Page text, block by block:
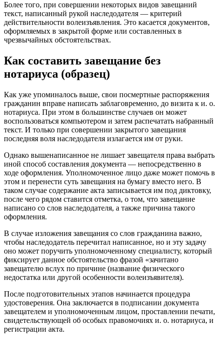
Более того, при совершении некоторых видов завещаний
текст, написанный рукой наследодателя — критерий
действительности волеизъявления. Это касается документов,
оформляемых в закрытой форме или составленных в
чрезвычайных обстоятельствах.
Как составить завещание без
нотариуса (образец)
Как уже упоминалось выше, свои посмертные распоряжения
гражданин вправе написать заблаговременно, до визита к и. о.
нотариуса. При этом в большинстве случаев он может
воспользоваться компьютером и затем распечатать набранный
текст. И только при совершении закрытого завещания
последняя воля наследодателя излагается им от руки.
Однако вышенаписанное не лишает завещателя права выбрать
иной способ составления документа — непосредственно в
ходе оформления. Уполномоченное лицо даже может помочь в
этом и перенести суть завещания на бумагу вместо него. В
таком случае содержание акта записывается им под диктовку,
после чего рядом ставится отметка, о том, что завещание
написано со слов наследодателя, а также причина такого
оформления.
В случае изложения завещания со слов гражданина важно,
чтобы наследодатель перечитал написанное, но и эту задачу
оно может поручить уполномоченному специалисту, который
фиксирует данное обстоятельство фразой «зачитано
завещателю вслух по причине (название физического
недостатка или другой особенности волеизъявителя).
После подготовительных этапов начинается процедура
удостоверения. Она заключается в подписании документа
завещателем и уполномоченным лицом, проставлении печати,
свидетельствующей об особых правомочиях и. о. нотариуса, и
регистрации акта.